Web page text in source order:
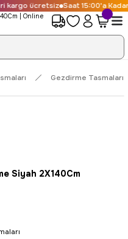
kargo ücretsiz Saat 15:00'a Kadar
Gezdirme Tasmaları
Siyah 2X140Cm